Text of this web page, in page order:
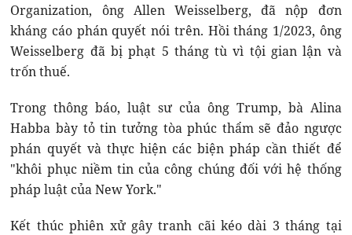
Organization, ông Allen Weisselberg, đã nộp đơn
kháng cáo phán quyết nói trên. Hồi tháng 1/2023, ông
Weisselberg đã bị phạt 5 tháng tù vì tội gian lận và
trốn thuế.
Trong thông báo, luật sư của ông Trump, bà Alina
Habba bày tỏ tin tưởng tòa phúc thẩm sẽ đảo ngược
phán quyết và thực hiện các biện pháp cần thiết để
"khôi phục niềm tin của công chúng đối với hệ thống
pháp luật của New York."
Kết thúc phiên xử gây tranh cãi kéo dài 3 tháng tại